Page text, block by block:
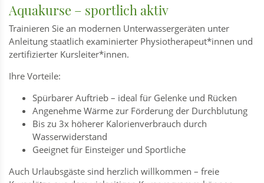
Aquakurse – sportlich aktiv
Trainieren Sie an modernen Unterwassergeräten unter
Anleitung staatlich examinierter Physiotherapeut*innen und
zertifizierter Kursleiter*innen.
Ihre Vorteile:
Spürbarer Auftrieb – ideal für Gelenke und Rücken
Angenehme Wärme zur Förderung der Durchblutung
Bis zu 3x höherer Kalorienverbrauch durch
Wasserwiderstand
Geeignet für Einsteiger und Sportliche
Auch Urlaubsgäste sind herzlich willkommen – freie